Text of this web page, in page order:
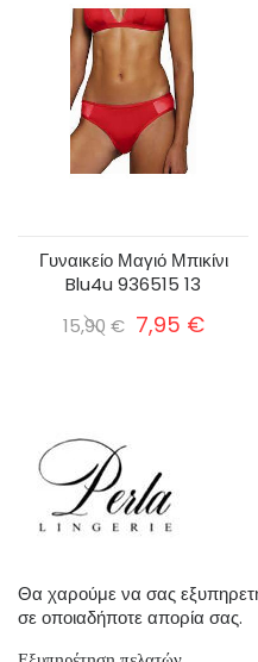
Γυναικείο Μαγιό Μπικίνι
Blu4u 936515 13
15,90 € 7,95 €
Θα χαρούμε να σας
σε οποιαδήποτε απορία σας.